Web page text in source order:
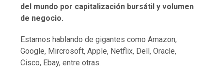
del mundo por capitalización bursátil y volumen
de negocio.
Estamos hablando de gigantes como Amazon,
Google, Mircrosoft, Apple, Netflix, Dell, Oracle,
Cisco, Ebay, entre otras.